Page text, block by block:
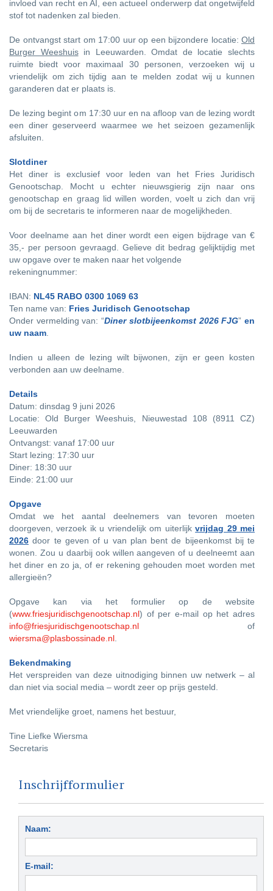
invloed van recht en AI, een actueel onderwerp dat ongetwijfeld
stof tot nadenken zal bieden.
De ontvangst start om 17:00 uur op een bijzondere locatie: Old
Burger Weeshuisin Leeuwarden. Omdat de locatie slechts
ruimte biedt voor maximaal 30 personen, verzoeken wij u
vriendelijk om zich tijdig aan te melden zodat wij u kunnen
garanderen dat er plaats is.
De lezing begint om 17:30 uur en na afloop van de lezing wordt
een diner geserveerd waarmee we het seizoen gezamenlijk
afsluiten.
Slotdiner
Het diner is exclusief voor leden van het Fries Juridisch
Genootschap. Mocht u echter nieuwsgierig zijn naar ons
genootschap en graag lid willen worden, voelt u zich dan vrij
om bij de secretaris te informeren naar de mogelijkheden.
Voor deelname aan het diner wordt een eigen bijdrage van €
35,- per persoon gevraagd. Gelieve dit bedrag gelijktijdig met
uw opgave over te maken naar het volgende
rekeningnummer:
IBAN: NL45 RABO 0300 1069 63
Ten name van: Fries Juridisch Genootschap
Onder vermelding van: “Diner slotbijeenkomst 2026 FJG”en
uw naam
Indien u alleen de lezing wilt bijwonen, zijn er geen kosten
verbonden aan uw deelname.
Details
Datum: dinsdag 9 juni 2026
Locatie: Old Burger Weeshuis, Nieuwestad 108 (8911 CZ)
Leeuwarden
Ontvangst: vanaf 17:00 uur
Start lezing: 17:30 uur
Diner: 18:30 uur
Einde: 21:00 uur
Opgave
Omdat we het aantal deelnemers van tevoren moeten
doorgeven, verzoek ik u vriendelijk om uiterlijkvrijdag 29 mei
2026 door te geven of u van plan bent de bijeenkomst bij te
wonen. Zou u daarbij ook willen aangeven of u deelneemt aan
het diner en zo ja, of er rekening gehouden moet worden met
allergieën?
Opgave kan via het formulier op de website
(www.friesjuridischgenootschap.nl) of per e-mail op het adres
info@friesjuridischgenootschap.nl of
wiersma@plasbossinade.nl
Bekendmaking
Het verspreiden van deze uitnodiging binnen uw netwerk – al
dan niet via social media – wordt zeer op prijs gesteld.
Met vriendelijke groet, namens het bestuur,
Tine Liefke Wiersma
Secretaris
Inschrijfformulier
Naam:
E-mail: